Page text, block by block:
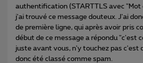
authentification (STARTTLS avec "Mot
j'ai trouvé ce message douteux. J'ai
de première ligne, qui après avoir pris
début de ce message a répondu "c'est
juste avant vous, n'y touchez pas c'est
donc été classé comme spam.